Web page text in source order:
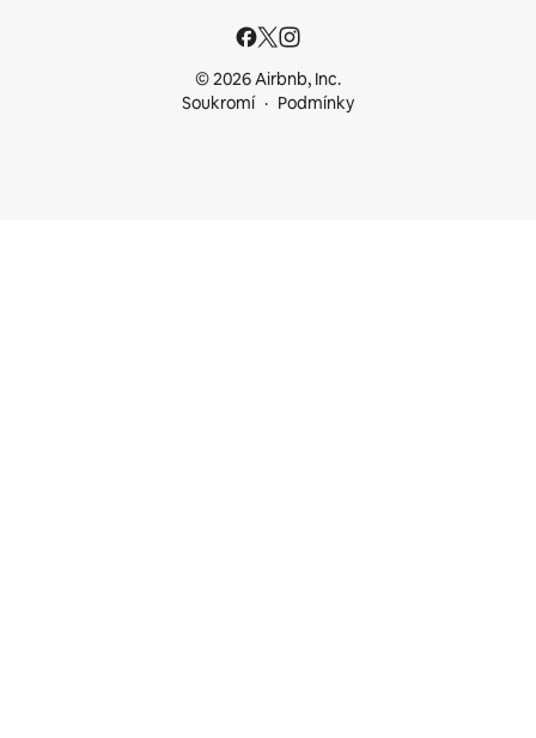
© 2026 Airbnb, Inc.
Soukromí
Podmínky